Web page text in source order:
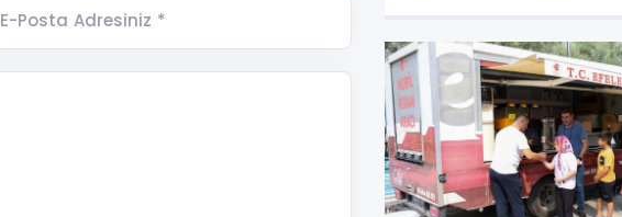
E-Posta Adresiniz *